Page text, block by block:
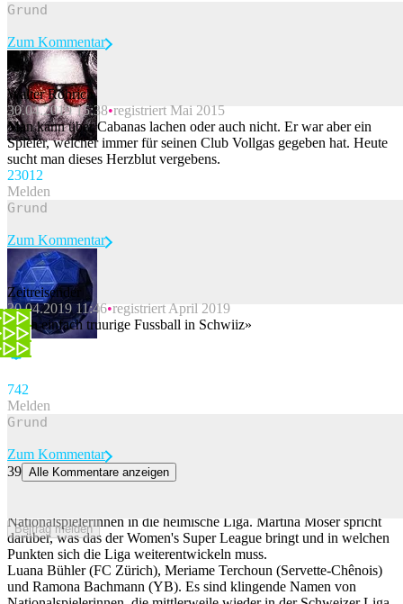
Beitrag melden
Zum Kommentar
Walter Röhrich
30.04.2019 15:38 registriert Mai 2015
Man kann über Cabanas lachen oder auch nicht. Er war aber ein
Spieler, welcher immer für seinen Club Vollgas gegeben hat. Heute
sucht man dieses Herzblut vergebens.
23012
Melden
Beitrag melden
Zum Kommentar
Zeitreisender
30.04.2019 11:46 registriert April 2019
«Isch einfach truurige Fussball in Schwiiz»
742
Melden
Beitrag melden
Zum Kommentar
39 Alle Kommentare anzeigen
Nationalspielerinnen in die heimische Liga. Martina Moser spricht
darüber, was das der Women's Super League bringt und in welchen
Punkten sich die Liga weiterentwickeln muss.
Luana Bühler (FC Zürich), Meriame Terchoun (Servette-Chênois)
und Ramona Bachmann (YB). Es sind klingende Namen von